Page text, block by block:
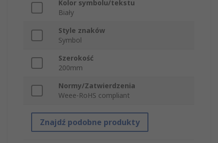
Kolor symbolu/tekstu
Biały
Style znaków
Symbol
Szerokość
200mm
Normy/Zatwierdzenia
Weee-RoHS compliant
Znajdź podobne produkty